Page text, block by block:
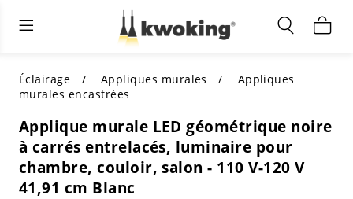
Meubles de salon
TOUS LES MEUBLES DE SALON
MEILLEURS CHOIX
ACHETEZ PAR STYLE
Éclairage intérieur
Acheter par catégorie
ACHETEZ PAR STYLE
Shop by Colors
Éclairage extérieur
TOUT L'ÉCLAIRAGE POUR
D'AUTRES ESPACES
ACHETEZ PAR CATÉGORIE
ACHETEZ PAR STYLE
Éclairage Appliques murales
Appliques
murales encastrées
Applique murale LED géométrique noire
à carrés entrelacés, luminaire pour
chambre, couloir, salon - 110 V-120 V
41,91 cm Blanc